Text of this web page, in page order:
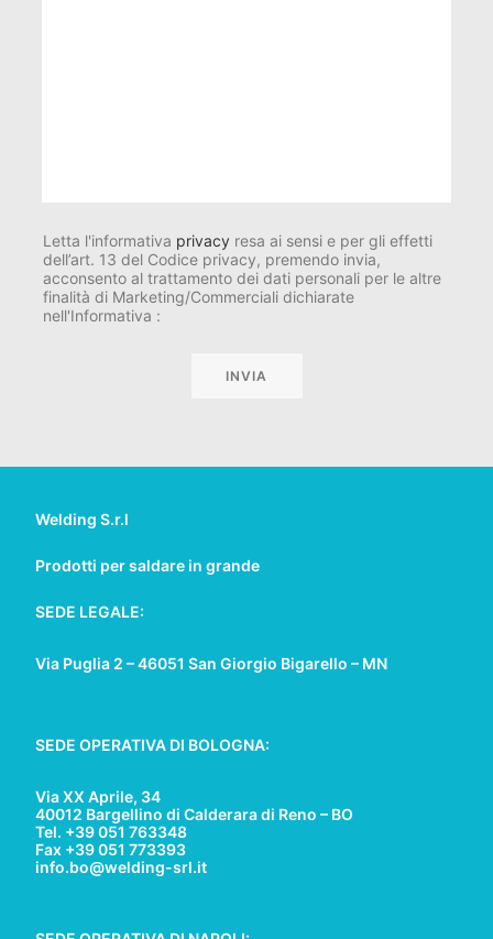
Letta l'informativa privacy resa ai sensi e per gli effetti
dell’art. 13 del Codice privacy, premendo invia,
acconsento al trattamento dei dati personali per le altre
finalità di Marketing/Commerciali dichiarate
nell'Informativa :
Welding S.r.l
Prodotti per saldare in grande
SEDE LEGALE:
Via Puglia 2 – 46051 San Giorgio Bigarello – MN
SEDE OPERATIVA DI BOLOGNA:
Via XX Aprile, 34
40012 Bargellino di Calderara di Reno – BO
Tel. +39 051 763348
Fax +39 051 773393
info.bo@welding-srl.it